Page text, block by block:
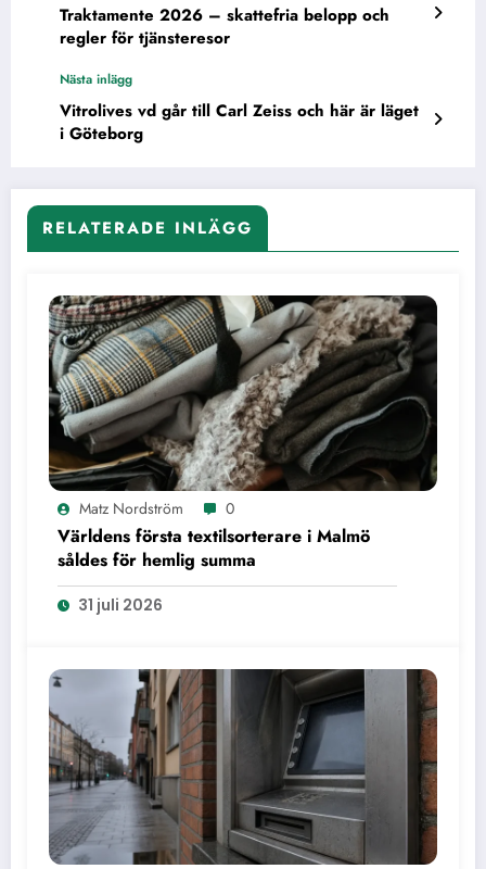
Traktamente 2026 – skattefria belopp och
regler för tjänsteresor
Nästa inlägg
Vitrolives vd går till Carl Zeiss och här är läget
i Göteborg
RELATERADE INLÄGG
Matz Nordström 0
Världens första textilsorterare i Malmö
såldes för hemlig summa
31 juli 2026